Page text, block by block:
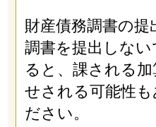
財産債務調書の提
調書を提出しな
ると、課される
せされる可能性も
ださい。